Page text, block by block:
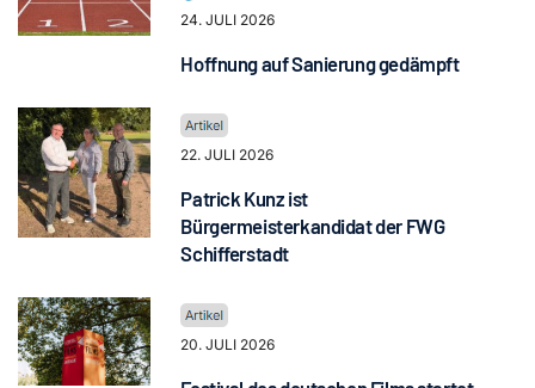
24. JULI 2026
Hoffnung auf Sanierung gedämpft
22. JULI 2026
Patrick Kunz ist
Bürgermeisterkandidat der FWG
Schifferstadt
20. JULI 2026